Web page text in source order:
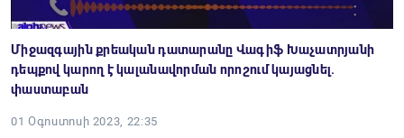
Միջազգային քրեական դատարանը Վագիֆ Խաչատրյանի
դեպքով կարող է կալանավորման որոշում կայացնել.
փաստաբան
01 Օգոստոսի 2023, 22:35